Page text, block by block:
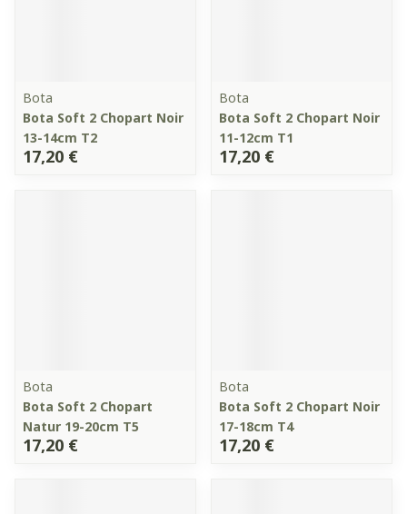
Bota
Bota Soft 2 Chopart Noir
13-14cm T2
17,20 €
Bota
Bota Soft 2 Chopart Noir
11-12cm T1
17,20 €
Bota
Bota Soft 2 Chopart
Natur 19-20cm T5
17,20 €
Bota
Bota Soft 2 Chopart Noir
17-18cm T4
17,20 €